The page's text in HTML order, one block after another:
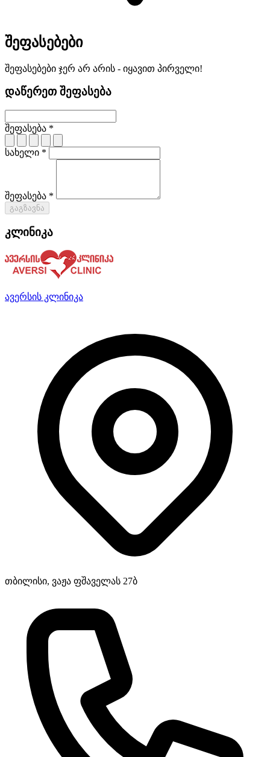
შეფასებები
შეფასებები ჯერ არ არის - იყავით პირველი!
დაწერეთ შეფასება
შეფასება *
სახელი *
შეფასება *
გაგზავნა
კლინიკა
ავერსის კლინიკა
თბილისი, ვაჟა ფშაველას 27ბ